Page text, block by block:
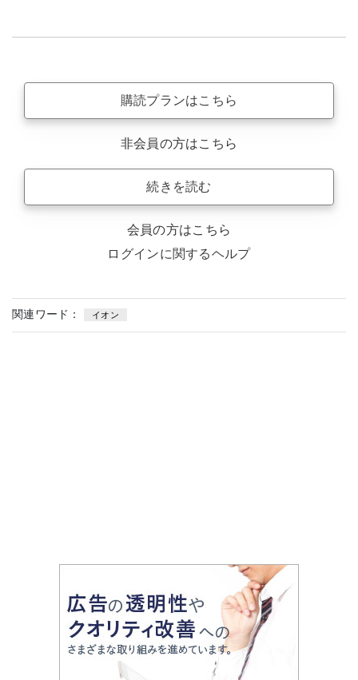
購読プランはこちら
非会員の方はこちら
続きを読む
会員の方はこちら
ログインに関するヘルプ
関連ワード： イオン